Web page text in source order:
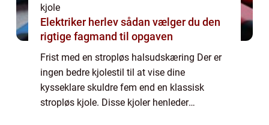
kjole
Elektriker herlev sådan vælger du den
rigtige fagmand til opgaven
Frist med en stropløs halsudskæring Der er
ingen bedre kjolestil til at vise dine
kysseklare skuldre fem end en klassisk
stropløs kjole. Disse kjoler henleder